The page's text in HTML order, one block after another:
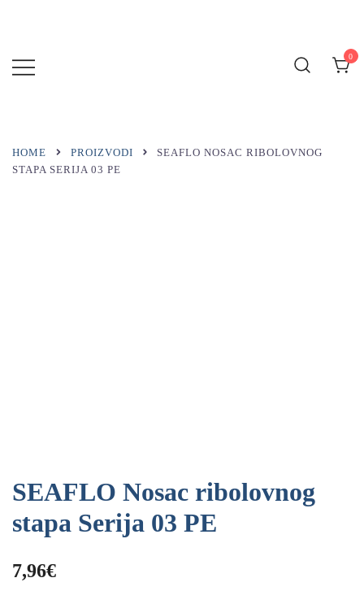
0
HOME PROIZVODI
SEAFLO NOSAC RIBOLOVNOG
STAPA SERIJA 03 PE
SEAFLO Nosac ribolovnog
stapa Serija 03 PE
7,96€